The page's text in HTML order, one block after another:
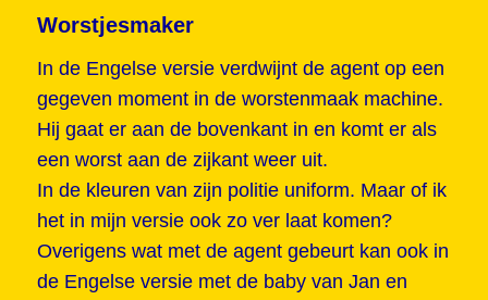
Worstjesmaker
In de Engelse versie verdwijnt de agent op een
gegeven moment in de worstenmaak machine.
Hij gaat er aan de bovenkant in en komt er als
een worst aan de zijkant weer uit.
In de kleuren van zijn politie uniform. Maar of ik
het in mijn versie ook zo ver laat komen?
Overigens wat met de agent gebeurt kan ook in
de Engelse versie met de baby van Jan en